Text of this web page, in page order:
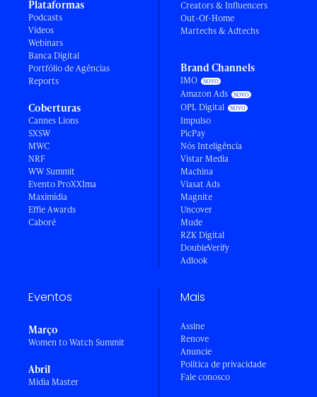
Plataformas
Podcasts
Vídeos
Webinars
Banca Digital
Portfólio de Agências
Reports
Coberturas
Cannes Lions
SXSW
MWC
NRF
WW Summit
Evento ProXXIma
Maximídia
Effie Awards
Caboré
Creators & Influencers
Out-Of-Home
Martechs & Adtechs
Brand Channels
IMO
Amazon Ads
OPL Digital
Impulso
PicPay
Nós Inteligência
Vistar Media
Machina
Viasat Ads
Magnite
Uncover
Mude
RZK Digital
DoubleVerify
Adlook
Eventos
Março
Women to Watch Summit
Abril
Mídia Master
Mais
Assine
Renove
Anuncie
Política de privacidade
Fale conosco